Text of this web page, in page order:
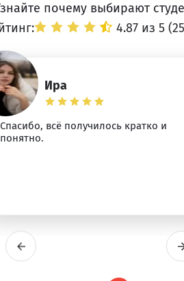
почему выбирают
4.87 из 5 (
Ира
Спасибо, всё получилось кратко и
понятно.